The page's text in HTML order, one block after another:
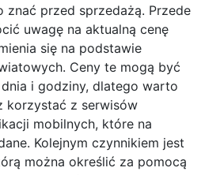
przed sprzedażą. Przede
uwagę na aktualną cenę
się na podstawie
Ceny te mogą być
i godziny, dlatego warto
korzystać z serwisów
mobilnych, które na
Kolejnym czynnikiem jest
można określić za pomocą